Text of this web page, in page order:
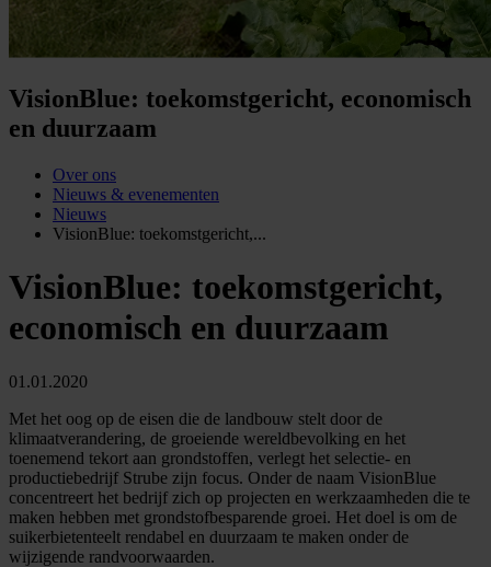
VisionBlue: toekomstgericht, economisch
en duurzaam
Over ons
Nieuws & evenementen
Nieuws
VisionBlue: toekomstgericht,...
VisionBlue: toekomstgericht,
economisch en duurzaam
01.01.2020
Met het oog op de eisen die de landbouw stelt door de
klimaatverandering, de groeiende wereldbevolking en het
toenemend tekort aan grondstoffen, verlegt het selectie- en
productiebedrijf Strube zijn focus. Onder de naam VisionBlue
concentreert het bedrijf zich op projecten en werkzaamheden die te
maken hebben met grondstofbesparende groei. Het doel is om de
suikerbietenteelt rendabel en duurzaam te maken onder de
wijzigende randvoorwaarden.